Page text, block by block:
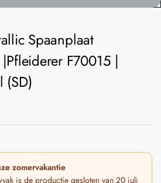
Spaanplaat
F70015 |
(SD)
zomervakantie
is de productie gesloten van 20 juli